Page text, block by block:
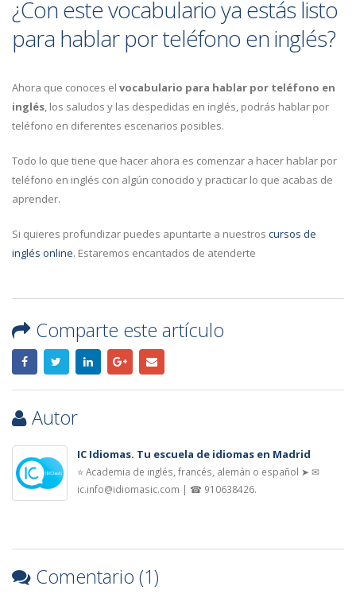
¿Con este vocabulario ya estás listo
para hablar por teléfono en inglés?
Ahora que conoces el vocabulario para hablar por teléfono en
inglés , los saludos y las despedidas en inglés, podrás hablar por
teléfono en diferentes escenarios posibles.
Todo lo que tiene que hacer ahora es comenzar a hacer hablar por
teléfono en inglés con algún conocido y practicar lo que acabas de
aprender.
Si quieres profundizar puedes apuntarte a nuestros cursos de
inglés online. Estaremos encantados de atenderte
Comparte este artículo
Autor
IC Idiomas. Tu escuela de idiomas en Madrid
⭐ Academia de inglés, francés, alemán o español ➤ ✉
ic.info@idiomasic.com | ☎ 910638426.
Comentario (1)